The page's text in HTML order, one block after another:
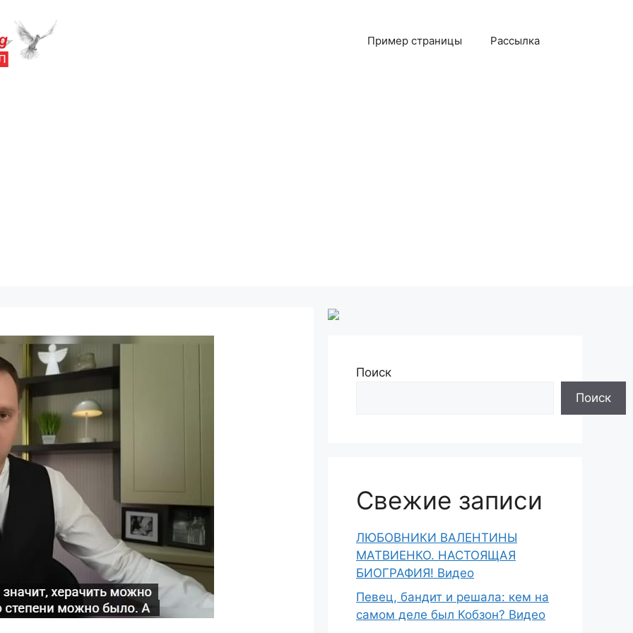
Пример страницы Рассылка
Поиск
Поиск
Свежие записи
ЛЮБОВНИКИ ВАЛЕНТИНЫ
МАТВИЕНКО. НАСТОЯЩАЯ
БИОГРАФИЯ! Видео
Певец, бандит и решала: кем на
самом деле был Кобзон? Видео